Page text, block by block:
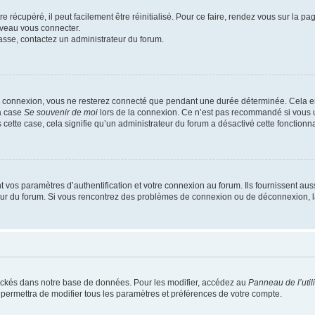
récupéré, il peut facilement être réinitialisé. Pour ce faire, rendez vous sur la
vous connecter.
contactez un administrateur du forum.
vous ne resterez connecté que pendant une durée déterminée. Cela
case Se souvenir de moi lors de la connexion. Ce n’est pas recommandé si
case, cela signifie qu’un administrateur du forum a désactivé cette
paramètres d’authentification et votre connexion au forum. Ils fournissent
du forum. Si vous rencontrez des problèmes de connexion ou de
dans notre base de données. Pour les modifier, accédez au Panneau de
de modifier tous les paramètres et préférences de votre compte.